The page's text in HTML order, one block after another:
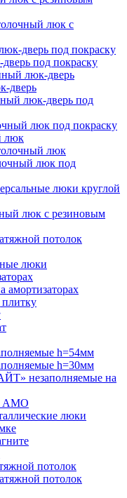
люк с
дверь под покраску
под покраску
люк-дверь
дверь
люк-дверь под
люк под покраску
люк
люк
люк под
люки круглой
люк с резиновым
потолок
люки
h=54мм
h=30мм
незаполняемые на
АМО
люки
потолок
потолок